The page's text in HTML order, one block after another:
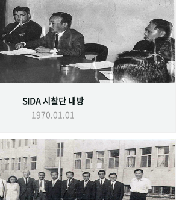
SIDA 시찰단 내방
1970.01.01